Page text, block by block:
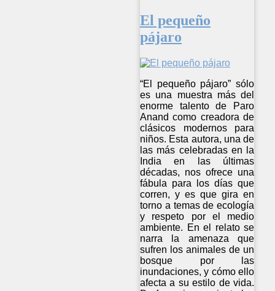
El pequeño
pájaro
“El pequeño pájaro” sólo
es una muestra más del
enorme talento de Paro
Anand como creadora de
clásicos modernos para
niños. Esta autora, una de
las más celebradas en la
India en las últimas
décadas, nos ofrece una
fábula para los días que
corren, y es que gira en
torno a temas de ecología
y respeto por el medio
ambiente. En el relato se
narra la amenaza que
sufren los animales de un
bosque por las
inundaciones, y cómo ello
afecta a su estilo de vida.